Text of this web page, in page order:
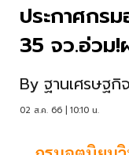
ประกาศกร
35 จว.อ่วม
By ฐานเศรษฐกิจ
02 ส.ค. 66 | 10:10 น.